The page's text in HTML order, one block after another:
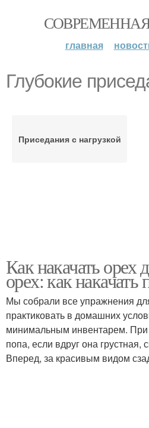
главная
Глубокие
Приседания с нагрузкой
Как накачать орех
орех: как накачать
Мы собрали все упражнения
практиковать в домашних
минимальным инвентарем.
попа, если вдруг она грустная,
Вперед, за красивым видом